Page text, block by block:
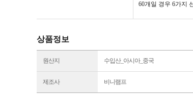
60개일 경우 6가지
상품정보
원산지 수입산_아시아_중국
제조사 비니램프